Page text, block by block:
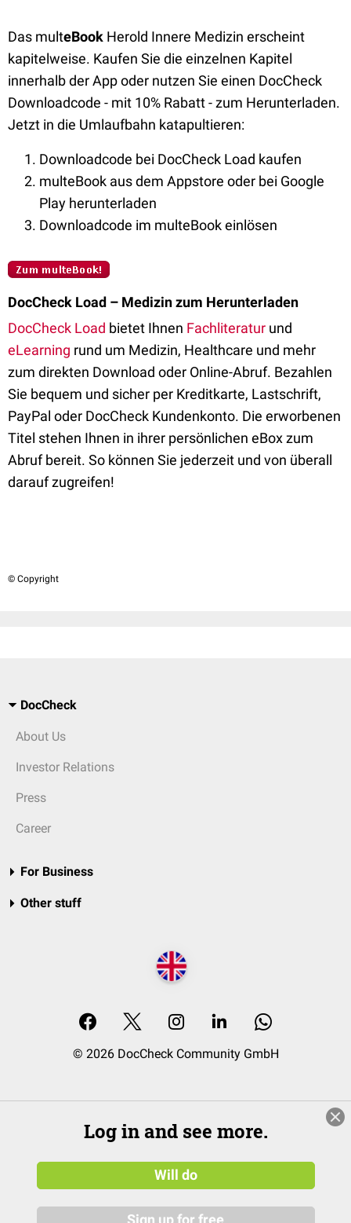
Das multeBook Herold Innere Medizin erscheint
kapitelweise. Kaufen Sie die einzelnen Kapitel
innerhalb der App oder nutzen Sie einen DocCheck
Downloadcode - mit 10% Rabatt - zum Herunterladen.
Jetzt in die Umlaufbahn katapultieren:
Downloadcode bei DocCheck Load kaufen
multeBook aus dem Appstore oder bei Google
Play herunterladen
Downloadcode im multeBook einlösen
DocCheck Load – Medizin zum Herunterladen
DocCheck Load bietet Ihnen Fachliteratur und
eLearning rund um Medizin, Healthcare und mehr
zum direkten Download oder Online-Abruf. Bezahlen
Sie bequem und sicher per Kreditkarte, Lastschrift,
PayPal oder DocCheck Kundenkonto. Die erworbenen
Titel stehen Ihnen in ihrer persönlichen eBox zum
Abruf bereit. So können Sie jederzeit und von überall
darauf zugreifen!
© Copyright
DocCheck
About Us
Investor Relations
Press
Career
For Business
Other stuff
© 2026 DocCheck Community GmbH
Log in and see more.
Will do
Sign up for free